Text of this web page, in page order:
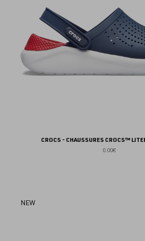
CROCS - CHAUSSURES CROCS™
0.00€
NEW